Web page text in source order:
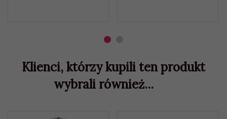
Klienci, którzy kupili ten produkt
wybrali również...